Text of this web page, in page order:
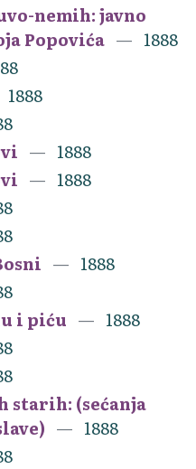
nemih: javno
Popovića
1888
1888
1888
1888
1888
i piću
1888
starih: (sećanja
1888